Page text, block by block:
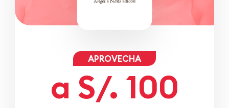
APROVECHA
a S/. 100